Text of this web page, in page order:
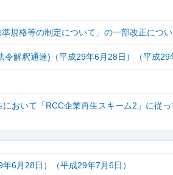
規格等の制定について」の一部改正につ
解釈通達)（平成29年6月28日）（平成29
おいて「RCC企業再生スキーム2」に従
6月28日）（平成29年7月6日）